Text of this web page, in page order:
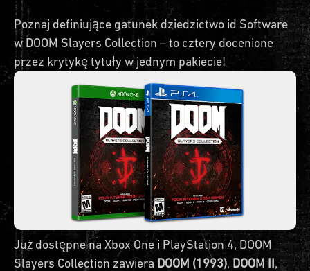
Poznaj definiujące gatunek dziedzictwo id Software
w DOOM Slayers Collection – to cztery docenione
przez krytykę tytuły w jednym pakiecie!
Już dostępne na Xbox One i PlayStation 4, DOOM
Slayers Collection zawiera DOOM (1993), DOOM II,